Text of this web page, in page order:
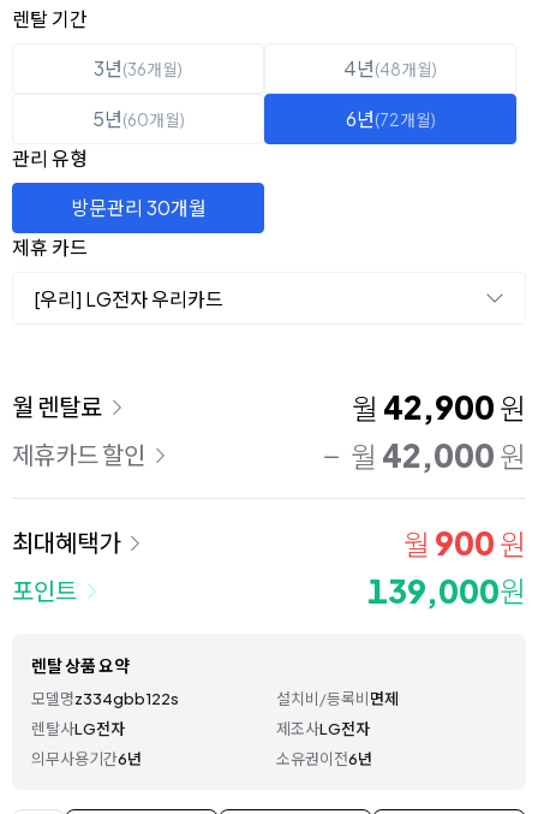
옵션 선택
렌탈 선택
렌탈 기간
3년(36개월) 4년(48개월)
5년(60개월) 6년(72개월)
관리 유형
방문관리 30개월
제휴 카드
[우리] LG전자 우리카드
이용 요금
월 렌탈료 월 42,900 원
제휴카드 할인 월 42,000 원
최대혜택가 월 900 원
포인트 139,000원
렌탈 상품 요약
모델명z334gbb122s 설치비/등록비면제
렌탈사LG전자 제조사LG전자
의무사용기간6년 소유권이전6년